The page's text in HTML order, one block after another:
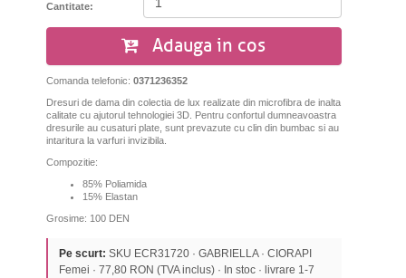
Cantitate:
Adauga in cos
Comanda telefonic: 0371236352
Dresuri de dama din colectia de lux realizate din microfibra de inalta
calitate cu ajutorul tehnologiei 3D. Pentru confortul dumneavoastra
dresurile au cusaturi plate, sunt prevazute cu clin din bumbac si au
intaritura la varfuri invizibila.
Compozitie:
85% Poliamida
15% Elastan
Grosime: 100 DEN
Pe scurt: SKU ECR31720 · GABRIELLA · CIORAPI
Femei · 77,80 RON (TVA inclus) · In stoc · livrare 1-7